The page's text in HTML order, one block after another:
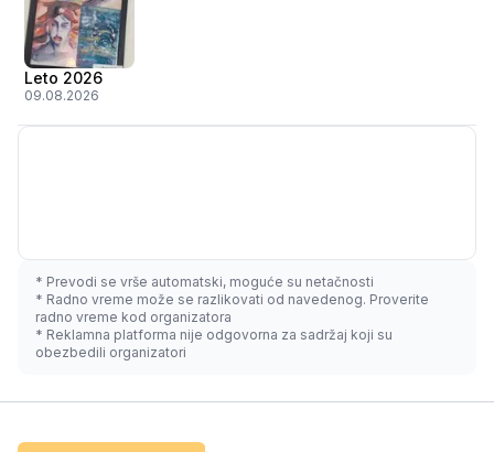
Leto 2026
09.08.2026
* Prevodi se vrše automatski, moguće su netačnosti
* Radno vreme može se razlikovati od navedenog. Proverite
radno vreme kod organizatora
* Reklamna platforma nije odgovorna za sadržaj koji su
obezbedili organizatori